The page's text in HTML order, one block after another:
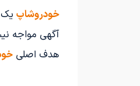
خودروشاپ یک
آگهی مواجه
هدف اصلی